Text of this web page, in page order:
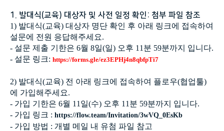
1. 발대식(교육) 대상자 및 사전 일정 확인: 첨부 파일 참조
1) 발대식(교육) 대상자 명단 확인 후 아래 링크에 접속하여
설문에 전원 응답해주세요.
- 설문 제출 기한은 6월 8일(일) 오후 11분 59분까지 입니다.
- 설문 링크: https://forms.gle/ez3EPHj4n8qbfpTi7
2) 발대식(교육) 전 아래 링크에 접속하여 플로우(협업툴)
에 가입해주세요.
- 가입 기한은 6월 11일(수) 오후 11분 59분까지 입니다.
- 가입 링크 : https://flow.team/Invitation/3wVQ_0EsKb
- 가입 방법 : 개별 메일 내 유첨 파일 참고